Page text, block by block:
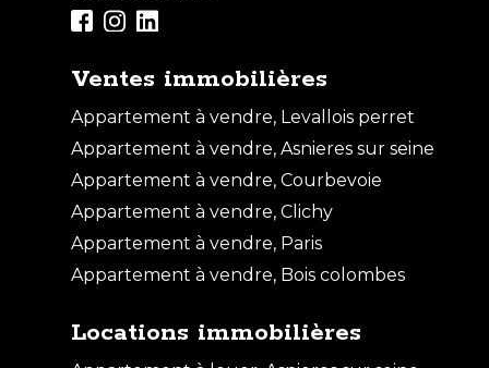
Ventes immobilières
Appartement à vendre, Levallois perret
Appartement à vendre, Asnieres sur seine
Appartement à vendre, Courbevoie
Appartement à vendre, Clichy
Appartement à vendre, Paris
Appartement à vendre, Bois colombes
Locations immobilières